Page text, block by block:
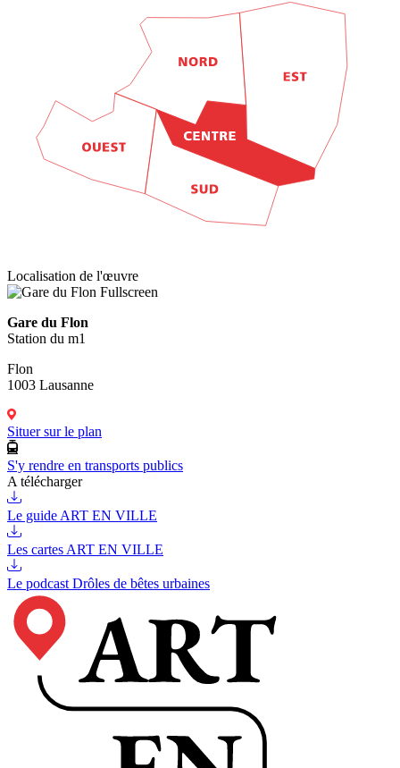
Localisation de l'œuvre
Fullscreen
Gare du Flon
Station du m1
Flon
1003 Lausanne
Situer sur le plan
S'y rendre en transports publics
A télécharger
Le guide ART EN VILLE
Les cartes ART EN VILLE
Le podcast Drôles de bêtes urbaines